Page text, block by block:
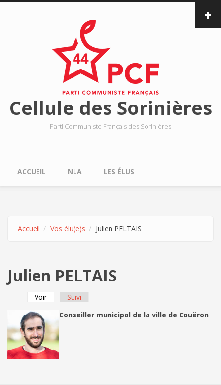
Aller au contenu principal
Cellule des Sorinières
Parti Communiste Français des Sorinières
Menu principal
ACCUEIL NLA LES ÉLUS
Accueil Vos élu(e)s Julien PELTAIS
Julien PELTAIS
Onglets principaux
Voir(onglet actif)
Suivi
Conseiller municipal de la ville de Couëron